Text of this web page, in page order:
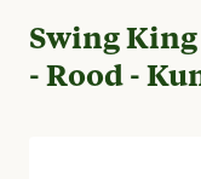
Swing
- Rood -